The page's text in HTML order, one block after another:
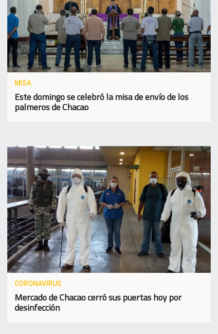
MISA
Este domingo se celebró la misa de envío de los
palmeros de Chacao
CORONAVIRUS
Mercado de Chacao cerró sus puertas hoy por
desinfección